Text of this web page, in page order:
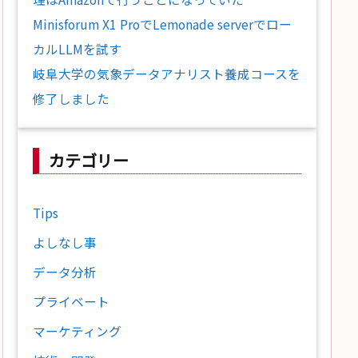
Minisforum X1 ProでLemonade serverでロー
カルLLMを試す
岐阜大学の気象データアナリスト養成コースを
修了しました
カテゴリー
Tips
よしなし事
データ分析
プライベート
マーケティング